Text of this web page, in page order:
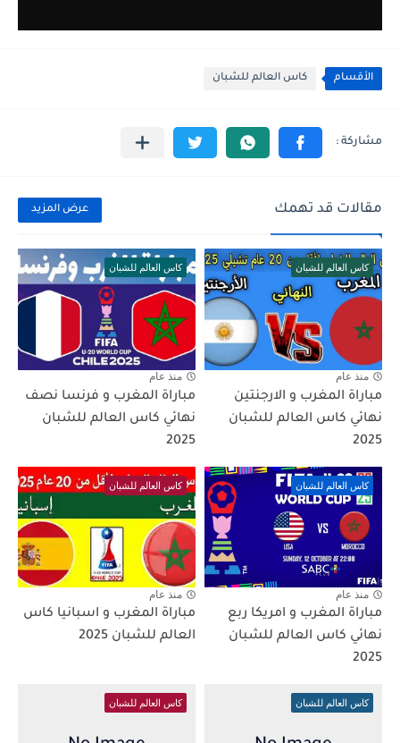
الأقسام كاس العالم للشبان
مقالات قد تهمك عرض المزيد
كاس العالم للشبان
منذ عام
مباراة المغرب و الارجنتين
نهائي كاس العالم للشبان
2025
كاس العالم للشبان
منذ عام
مباراة المغرب و فرنسا نصف
نهائي كاس العالم للشبان
2025
كاس العالم للشبان
منذ عام
مباراة المغرب و امريكا ربع
نهائي كاس العالم للشبان
2025
كاس العالم للشبان
منذ عام
مباراة المغرب و اسبانيا كاس
العالم للشبان 2025
كاس العالم للشبان كاس العالم للشبان